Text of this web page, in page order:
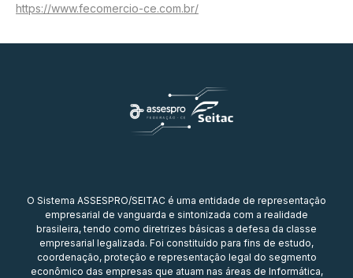
https://www.fecomercio-ce.com.br/
O Sistema ASSESPRO/SEITAC é uma entidade de representação
empresarial de vanguarda e sintonizada com a realidade
brasileira, tendo como diretrizes básicas a defesa da classe
empresarial legalizada. Foi constituído para fins de estudo,
coordenação, proteção e representação legal do segmento
econômico das empresas que atuam nas áreas de Informática,